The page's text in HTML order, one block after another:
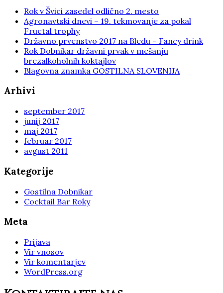
Rok v Švici zasedel odlično 2. mesto
Agronavtski dnevi – 19. tekmovanje za pokal
Fructal trophy
Državno prvenstvo 2017 na Bledu – Fancy drink
Rok Dobnikar državni prvak v mešanju
brezalkoholnih koktajlov
Blagovna znamka GOSTILNA SLOVENIJA
Arhivi
september 2017
junij 2017
maj 2017
februar 2017
avgust 2011
Kategorije
Gostilna Dobnikar
Cocktail Bar Roky
Meta
Prijava
Vir vnosov
Vir komentarjev
WordPress.org